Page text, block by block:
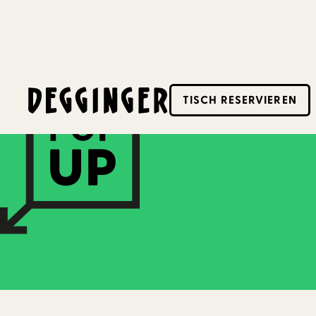
Dieses Event hat schon stattgefunden! Schaue
TISCH RESERVIEREN
22.10.2024-27.10.2024